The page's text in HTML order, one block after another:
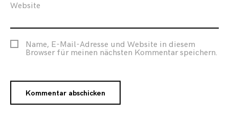
Website
Name, E-Mail-Adresse und Website in diesem
Browser für meinen nächsten Kommentar speichern.